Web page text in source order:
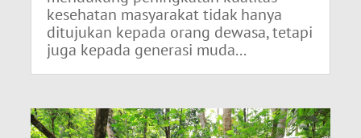
kesehatan masyarakat tidak hanya
ditujukan kepada orang dewasa, tetapi
juga kepada generasi muda...